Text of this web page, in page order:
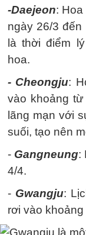
-Daejeon:
ngày 26/3
là thời điểm
hoa.
- Cheongju:
vào khoảng
lãng mạn với
suối, tạo nên
- Gangneung:
4/4.
- Gwangju:
rơi vào